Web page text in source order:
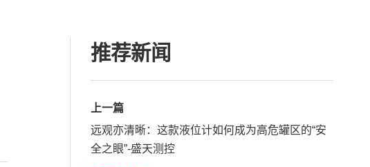
推荐新闻
上一篇
远观亦清晰：这款液位计如何成为高危罐区的“安
全之眼”-盛天测控